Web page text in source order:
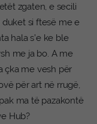
zgaten, e secili
si ftesë me e
hala s’e ke ble
me ja bo. A me
çka me vesh për
për art në rrugë,
ma të pazakontë
Hub?